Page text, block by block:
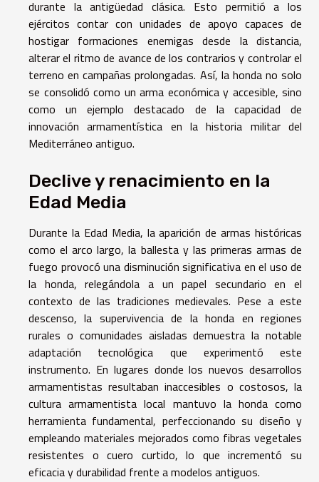
durante la antigüedad clásica. Esto permitió a los
ejércitos contar con unidades de apoyo capaces de
hostigar formaciones enemigas desde la distancia,
alterar el ritmo de avance de los contrarios y controlar el
terreno en campañas prolongadas. Así, la honda no solo
se consolidó como un arma económica y accesible, sino
como un ejemplo destacado de la capacidad de
innovación armamentística en la historia militar del
Mediterráneo antiguo.
Declive y renacimiento en la
Edad Media
Durante la Edad Media, la aparición de armas históricas
como el arco largo, la ballesta y las primeras armas de
fuego provocó una disminución significativa en el uso de
la honda, relegándola a un papel secundario en el
contexto de las tradiciones medievales. Pese a este
descenso, la supervivencia de la honda en regiones
rurales o comunidades aisladas demuestra la notable
adaptación tecnológica que experimentó este
instrumento. En lugares donde los nuevos desarrollos
armamentistas resultaban inaccesibles o costosos, la
cultura armamentista local mantuvo la honda como
herramienta fundamental, perfeccionando su diseño y
empleando materiales mejorados como fibras vegetales
resistentes o cuero curtido, lo que incrementó su
eficacia y durabilidad frente a modelos antiguos.